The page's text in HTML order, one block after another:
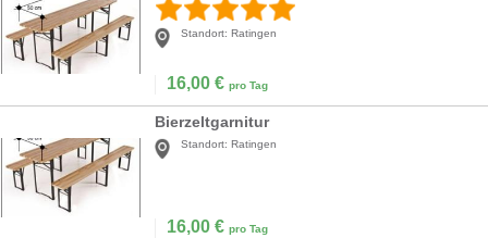
Standort: Ratingen
16,00 € pro Tag
Bierzeltgarnitur
Standort: Ratingen
16,00 € pro Tag